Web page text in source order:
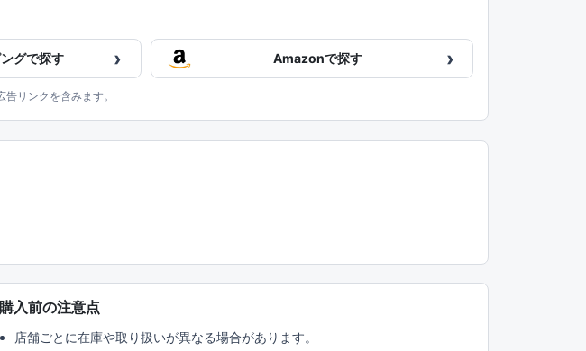
グで探す › Amazonで探す ›
リンクを含みます。
購入前の注意点
店舗ごとに在庫や取り扱いが異なる場合があります。